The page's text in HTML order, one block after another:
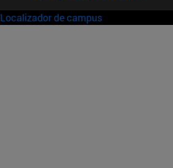
Localizador de campus